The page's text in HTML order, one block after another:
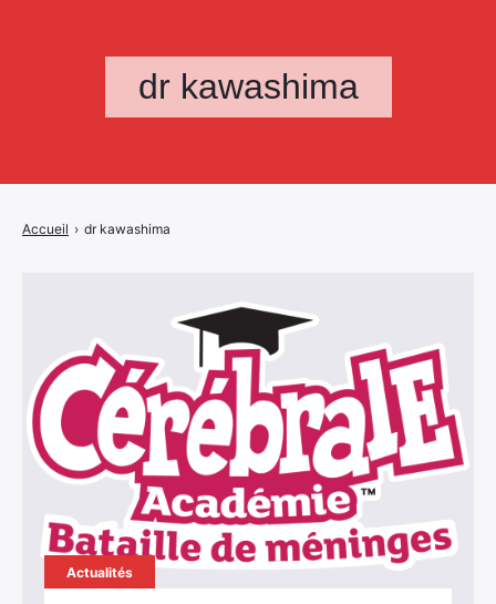
dr kawashima
Accueil › dr kawashima
Actualités